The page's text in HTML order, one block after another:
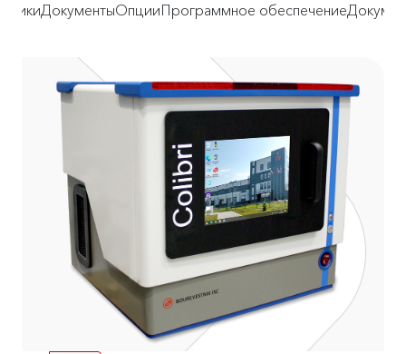
ДокументыОпцииПрограммное обеспечение